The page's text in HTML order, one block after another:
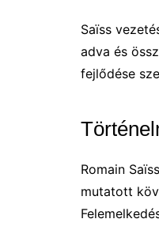
Saïss
adva és
fejlődése
Romain
mutatott